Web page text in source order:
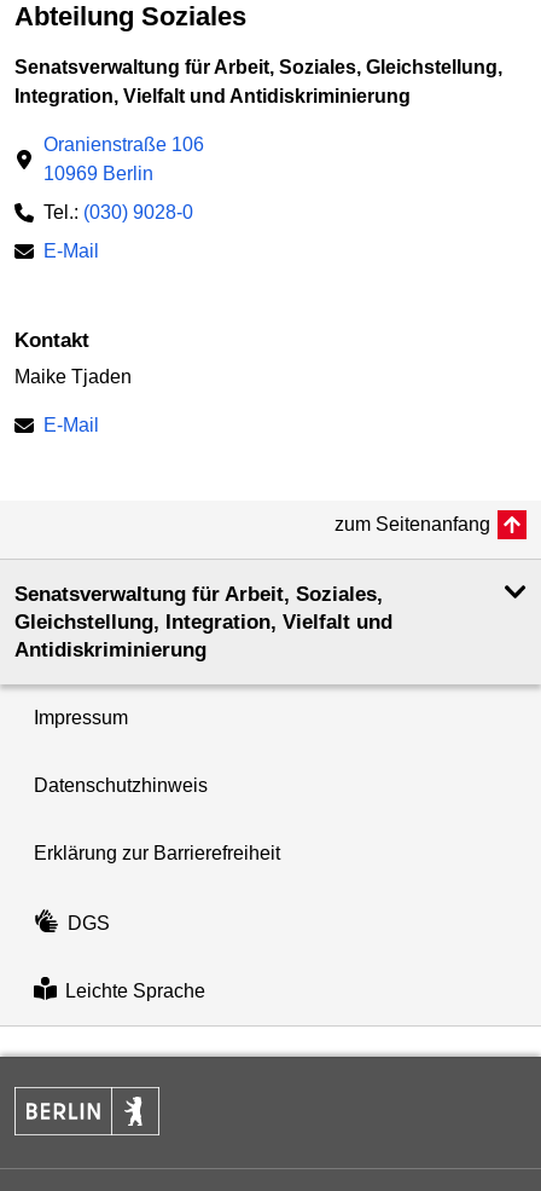
Abteilung Soziales
Senatsverwaltung für Arbeit, Soziales, Gleichstellung,
Integration, Vielfalt und Antidiskriminierung
Oranienstraße 106
10969 Berlin
Tel.: (030) 9028-0
E-Mail
Kontakt
Maike Tjaden
E-Mail
zum Seitenanfang
Senatsverwaltung für Arbeit, Soziales,
Gleichstellung, Integration, Vielfalt und
Antidiskriminierung
Impressum
Datenschutzhinweis
Erklärung zur Barrierefreiheit
DGS
Leichte Sprache